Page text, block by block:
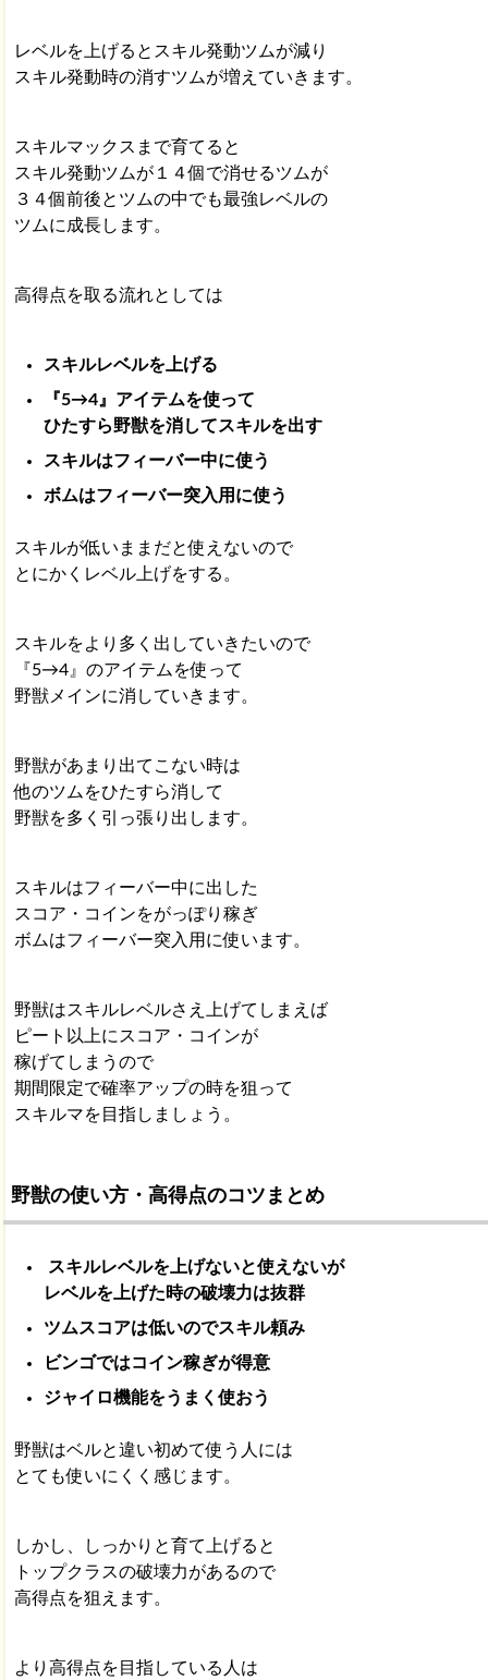
レベルを上げるとスキル発動ツムが減り
スキル発動時の消すツムが増えていきます。
スキルマックスまで育てると
スキル発動ツムが１４個で消せるツムが
３４個前後とツムの中でも最強レベルの
ツムに成長します。
高得点を取る流れとしては
スキルレベルを上げる
『5→4』アイテムを使って
ひたすら野獣を消してスキルを出す
スキルはフィーバー中に使う
ボムはフィーバー突入用に使う
スキルが低いままだと使えないので
とにかくレベル上げをする。
スキルをより多く出していきたいので
『5→4』のアイテムを使って
野獣メインに消していきます。
野獣があまり出てこない時は
他のツムをひたすら消して
野獣を多く引っ張り出します。
スキルはフィーバー中に出した
スコア・コインをがっぽり稼ぎ
ボムはフィーバー突入用に使います。
野獣はスキルレベルさえ上げてしまえば
ピート以上にスコア・コインが
稼げてしまうので
期間限定で確率アップの時を狙って
スキルマを目指しましょう。
野獣の使い方・高得点のコツまとめ
スキルレベルを上げないと使えないが
レベルを上げた時の破壊力は抜群
ツムスコアは低いのでスキル頼み
ビンゴではコイン稼ぎが得意
ジャイロ機能をうまく使おう
野獣はベルと違い初めて使う人には
とても使いにくく感じます。
しかし、しっかりと育て上げると
トップクラスの破壊力があるので
高得点を狙えます。
より高得点を目指している人は